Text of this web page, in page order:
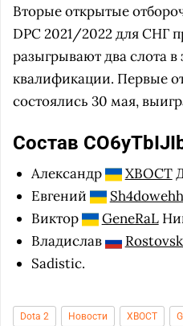
Вторые открытые
DPC 2021/2022 для СНГ
разыгрывают два слота в
квалификации. Первые
состоялись 30 мая,
Состав
Александр XBOCT
Евгений
Виктор
GeneRaL
Владислав
Sadistic.
Dota 2 Новости XBOCT